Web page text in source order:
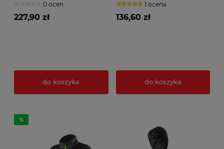
0 ocen
227,90 zł
do koszyka
1 ocena
136,60 zł
do koszyka